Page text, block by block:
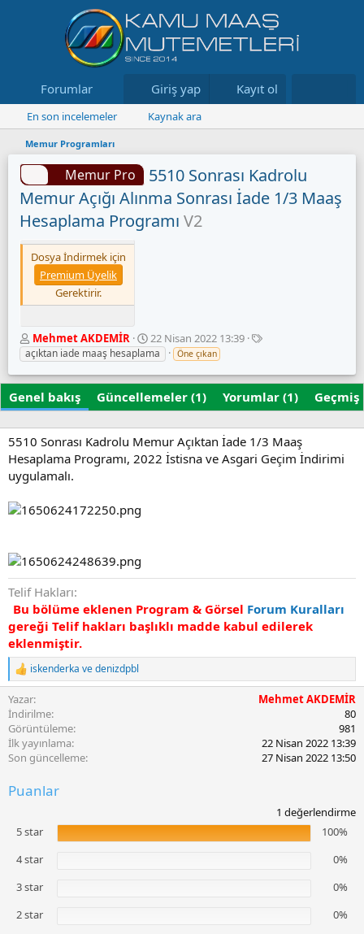
Forumlar Neler yeni Kaynaklar
Giriş yap Kayıt ol
En son incelemeler Kaynak ara
Memur Programları
Memur Pro
5510 Sonrası Kadrolu
Memur Açığı Alınma Sonrası İade 1/3 Maaş
Hesaplama Programı V2
Dosya İndirmek için
Premium Üyelik
Gerektirir.
Y
a
z
a
r
Mehmet AKDEMİR
O
l
u
ş
t
u
r
u
l
22 Nisan 2022 13:39
E
k
e
t
l
e
r
açıktan iade maaş hesaplama Öne çıkan
Genel bakış Güncellemeler (1) Yorumlar (1) Geçmiş
5510 Sonrası Kadrolu Memur Açıktan İade 1/3 Maaş
Hesaplama Programı, 2022 İstisna ve Asgari Geçim İndirimi
uygulamalı.
Telif Hakları
Bu bölüme eklenen Program & Görsel Forum Kuralları
gereği Telif hakları başlıklı madde kabul edilerek
eklenmiştir.
T
e
p
k
i
l
r
iskenderka vedenizdpbl
Yazar
Mehmet AKDEMİR
İndirilme
80
Görüntüleme
981
İlk yayınlama
22 Nisan 2022 13:39
Son güncelleme
27 Nisan 2022 13:50
Puanlar
.
0
0
1 değerlendirme
5 star
100%
4 star
0%
3 star
0%
2 star
0%